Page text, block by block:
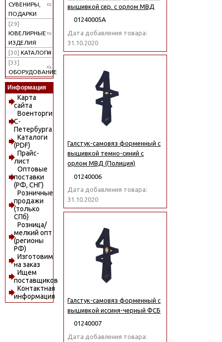
СУВЕНИРЫ,
ПОДАРКИ
[29]
ЮВЕЛИРНЫЕ
ИЗДЕЛИЯ
[30] КАТАЛОГИ
[33]
ОБОРУДОВАНИЕ
Информация
Карта
сайта
Военторги
С-
Петербурга
Каталоги
(PDF)
Прайс-
лист
Оптовые
поставки
(РФ, СНГ)
Розничные
продажи
(только
СПб)
Розница/
мелкий опт
(регионы
РФ)
Изготовим
на заказ
Ищем
поставщиков
Контактная
информация
вышивкой сер. с орлом МВД
01240005А
Дата добавления товара:
31.10.2020
Галстук-самовяз форменный с
вышивкой темно-синий с
орлом МВД (Полиция)
01240006
Дата добавления товара:
31.10.2020
Галстук-самовяз форменный с
вышивкой иссиня-черный ФСБ
01240007
Дата добавления товара: